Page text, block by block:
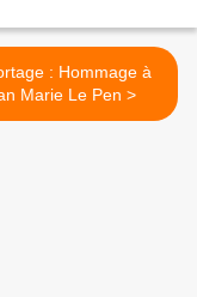
: Hommage à
Jean Marie Le Pen >